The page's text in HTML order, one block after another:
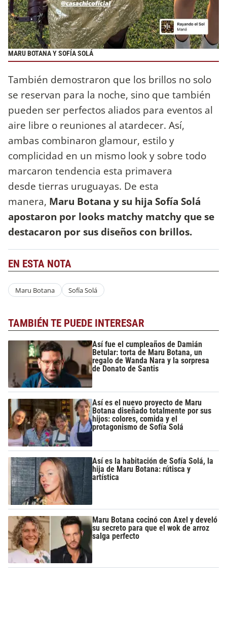
MARU BOTANA Y SOFÍA SOLÁ
También demostraron que los brillos no solo
se reservan para la noche, sino que también
pueden ser perfectos aliados para eventos al
aire libre o reuniones al atardecer. Así,
ambas combinaron glamour, estilo y
complicidad en un mismo look y sobre todo
marcaron tendencia esta primavera
desde tierras uruguayas. De esta
manera, Maru Botana y su hija Sofía Solá
apostaron por looks matchy matchy que se
destacaron por sus diseños con brillos.
EN ESTA NOTA
Maru Botana Sofía Solá
TAMBIÉN TE PUEDE INTERESAR
Así fue el cumpleaños de Damián
Betular: torta de Maru Botana, un
regalo de Wanda Nara y la sorpresa
de Donato de Santis
Así es el nuevo proyecto de Maru
Botana diseñado totalmente por sus
hijos: colores, comida y el
protagonismo de Sofía Solá
Así es la habitación de Sofía Solá, la
hija de Maru Botana: rútisca y
artística
Maru Botana cocinó con Axel y develó
su secreto para que el wok de arroz
salga perfecto